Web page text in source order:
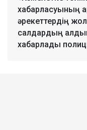
хабарласуының
әрекеттердің
салдардың
хабарлады